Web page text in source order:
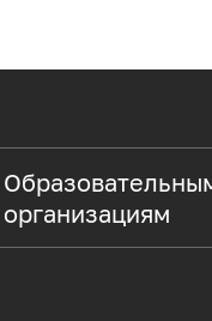
организациям